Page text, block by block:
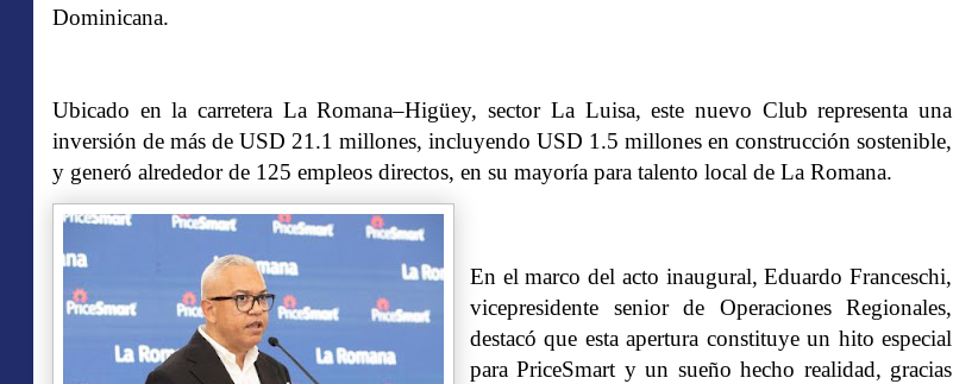
Dominicana.
Ubicado en la carretera La Romana–Higüey, sector La Luisa, este nuevo Club representa una
inversión de más de USD 21.1 millones, incluyendo USD 1.5 millones en construcción sostenible,
y generó alrededor de 125 empleos directos, en su mayoría para talento local de La Romana.
En el marco del acto inaugural, Eduardo Franceschi,
vicepresidente senior de Operaciones Regionales,
destacó que esta apertura constituye un hito especial
para PriceSmart y un sueño hecho realidad, gracias